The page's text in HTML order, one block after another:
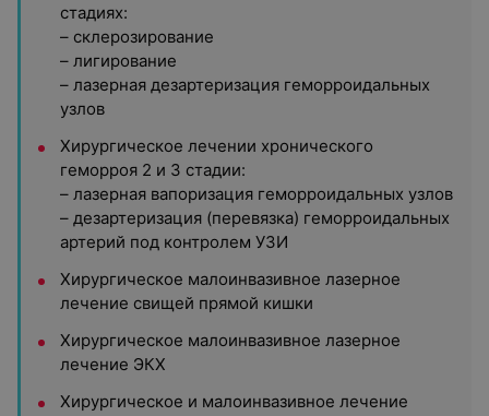
стадиях:
– склерозирование
– лигирование
– лазерная дезартеризация геморроидальных
узлов
Хирургическое лечении хронического
геморроя 2 и 3 стадии:
– лазерная вапоризация геморроидальных узлов
– дезартеризация (перевязка) геморроидальных
артерий под контролем УЗИ
Хирургическое малоинвазивное лазерное
лечение свищей прямой кишки
Хирургическое малоинвазивное лазерное
лечение ЭКХ
Хирургическое и малоинвазивное лечение